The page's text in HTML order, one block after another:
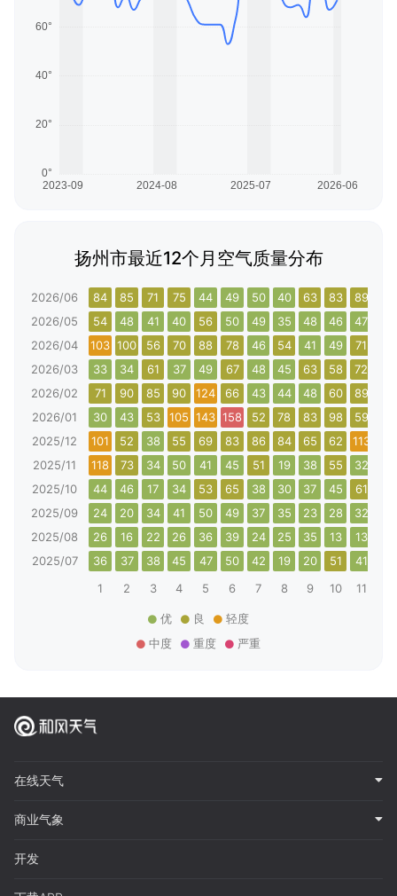
扬州市最近12个月空气质量分布
2026/06 84 85 71 75 44 49 50 40 63 83 89
2026/05
54 48 41 40 56 50 49 35 48 46 47
2026/04
103 100 56 70 88 78 46 54 41 49 71
2026/03
33 34 61 37 49 67 48 45 63 58 72
2026/02
71 90 85 90 124 66 43 44 48 60 89
2026/01
30 43 53 105 143 158 52 78 83 98 59
2025/12
101 52 38 55 69 83 86 84 65 62 113
2025/11
118 73 34 50 41 45 51 19 38 55 32
2025/10
44 46 17 34 53 65 38 30 37 45 61
2025/09
24 20 34 41 50 49 37 35 23 28 32
2025/08
26 16 22 26 36 39 24 25 35 13 13
2025/07
36 37 38 45 47 50 42 19 20 51 41
1
2 3 4 5 6 7 8 9 10 11
优 良
轻度
中度
重度 严重
在线天气
商业气象
开发